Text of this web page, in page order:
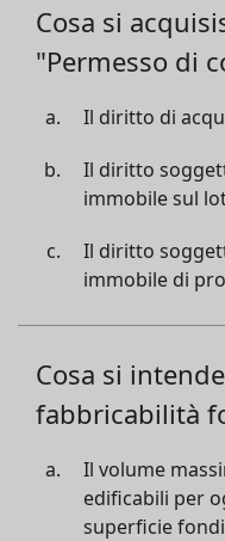
Cosa si
"Permesso di
Il diritto di
Il diritto
immobile sul
Il diritto
immobile di
Cosa si
fabbricabilità
Il volume
edificabili per
superficie